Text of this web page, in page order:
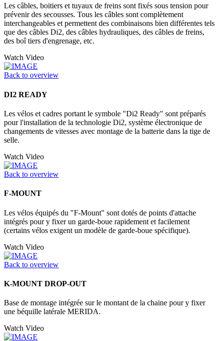
Les câbles, boitiers et tuyaux de freins sont fixés sous tension pour
prévenir des secousses. Tous les câbles sont complètement
interchangeables et permettent des combinaisons bien différentes tels
que des câbles Di2, des câbles hydrauliques, des câbles de freins,
des boî tiers d'engrenage, etc.
Watch Video
Back to overview
DI2 READY
Les vélos et cadres portant le symbole "Di2 Ready" sont préparés
pour l'installation de la technologie Di2, système électronique de
changements de vitesses avec montage de la batterie dans la tige de
selle.
Watch Video
Back to overview
F-MOUNT
Les vélos équipés du "F-Mount" sont dotés de points d'attache
intégrés pour y fixer un garde-boue rapidement et facilement
(certains vélos exigent un modèle de garde-boue spécifique).
Watch Video
Back to overview
K-MOUNT DROP-OUT
Base de montage intégrée sur le montant de la chaine pour y fixer
une béquille latérale MERIDA.
Watch Video